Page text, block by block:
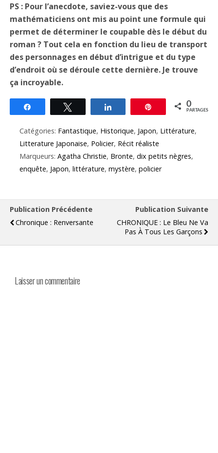
PS : Pour l’anecdote, saviez-vous que des
mathématiciens ont mis au point une formule qui
permet de déterminer le coupable dès le début du
roman ? Tout cela en fonction du lieu de transport
des personnages en début d’intrigue et du type
d’endroit où se déroule cette dernière. Je trouve
ça incroyable.
Épingle 0
PARTAGES
Catégories: Fantastique, Historique, Japon, Littérature,
Litterature Japonaise, Policier, Récit réaliste
Marqueurs: Agatha Christie, Bronte, dix petits nègres,
enquête, Japon, littérature, mystère, policier
Publication Précédente
Chronique : Renversante
Publication Suivante
CHRONIQUE : Le Bleu Ne Va
Pas À Tous Les Garçons
Laisser un commentaire